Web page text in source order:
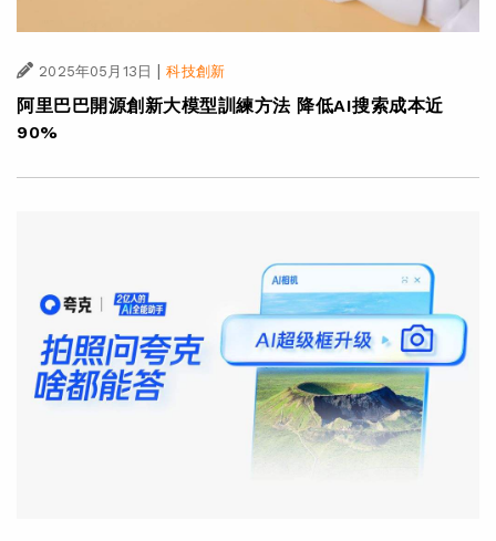
2025年05月13日 | 科技創新
阿里巴巴開源創新大模型訓練方法 降低AI搜索成本近
90%